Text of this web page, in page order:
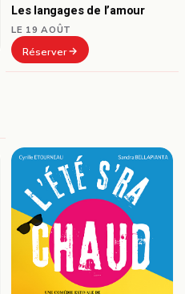
Les langages de l’amour
LE 19 AOÛT
Réserver